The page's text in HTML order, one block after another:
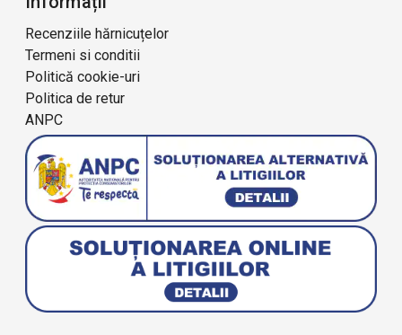
Recenziile hărnicuțelor
Termeni si conditii
Politică cookie-uri
Politica de retur
ANPC